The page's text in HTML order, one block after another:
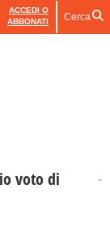
ACCEDI O
ABBONATI
Cerca
voto di